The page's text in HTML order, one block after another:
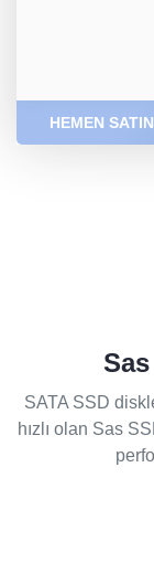
HEMEN
SATA SSD
hızlı olan Sas